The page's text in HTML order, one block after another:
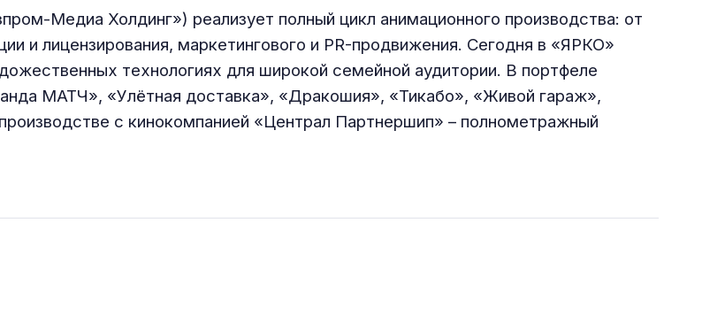
Медиа Холдинг») реализует полный цикл анимационного производства: от
и лицензирования, маркетингового и PR-продвижения. Сегодня в «ЯРКО»
технологиях для широкой семейной аудитории. В портфеле
МАТЧ», «Улётная доставка», «Дракошия», «Тикабо», «Живой гараж»,
с кинокомпанией «Централ Партнершип» – полнометражный